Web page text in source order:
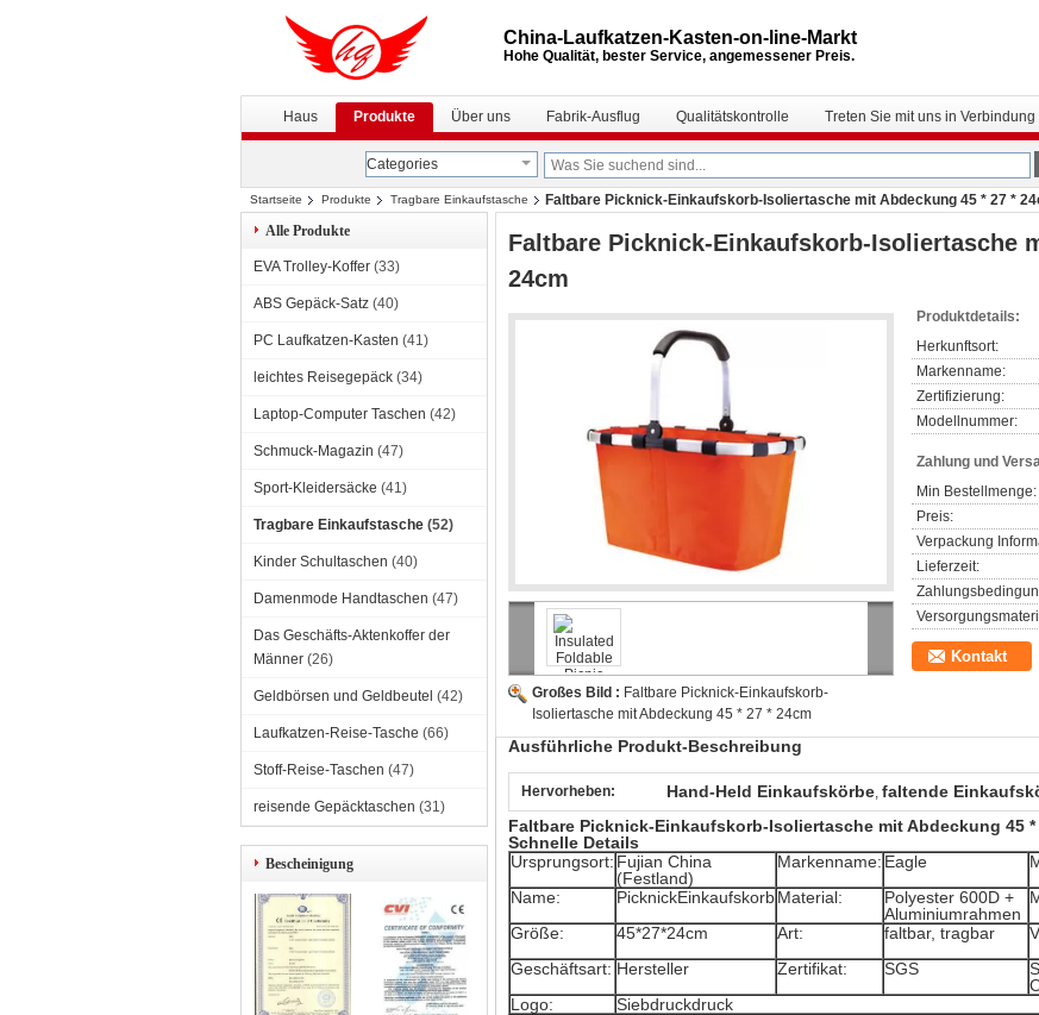
China-Laufkatzen-Kasten-on-line-Markt
Hohe Qualität, bester Service, angemessener Preis.
Haus Produkte Über uns Fabrik-Ausflug Qualitätskontrolle Treten Sie mit uns in Verbindung
Categories
Startseite Produkte Tragbare Einkaufstasche
Faltbare Picknick-Einkaufskorb-Isoliertasche mit Abdeckung 45 * 27 *
Alle Produkte
EVA Trolley-Koffer (33)
ABS Gepäck-Satz (40)
PC Laufkatzen-Kasten (41)
leichtes Reisegepäck (34)
Laptop-Computer Taschen (42)
Schmuck-Magazin (47)
Sport-Kleidersäcke (41)
Tragbare Einkaufstasche (52)
Kinder Schultaschen (40)
Damenmode Handtaschen (47)
Das Geschäfts-Aktenkoffer der
Männer (26)
Geldbörsen und Geldbeutel (42)
Laufkatzen-Reise-Tasche (66)
Stoff-Reise-Taschen (47)
reisende Gepäcktaschen (31)
Bescheinigung
Faltbare Picknick-Einkaufskorb-Isoliertasche
24cm
Großes Bild : Faltbare Picknick-Einkaufskorb-
Isoliertasche mit Abdeckung 45 * 27 * 24cm
Produktdetails:
Herkunftsort:
Markenname:
Zertifizierung:
Modellnummer:
Zahlung und
Min Bestellmenge:
Preis:
Verpackung
Lieferzeit:
Kontakt
Ausführliche Produkt-Beschreibung
Hervorheben: Hand-Held Einkaufskörbe, faltende
Faltbare Picknick-Einkaufskorb-Isoliertasche mit Abdeckung 45 *
Schnelle Details
Ursprungsort: Fujian China
(Festland)
Markenname: Eagle
Name:
PicknickEinkaufskorbMaterial:
Polyester 600D +
Aluminiumrahmen
Größe:
45*27*24cm Art: faltbar, tragbar
Geschäftsart: Hersteller Zertifikat: SGS
Logo:
Siebdruckdruck